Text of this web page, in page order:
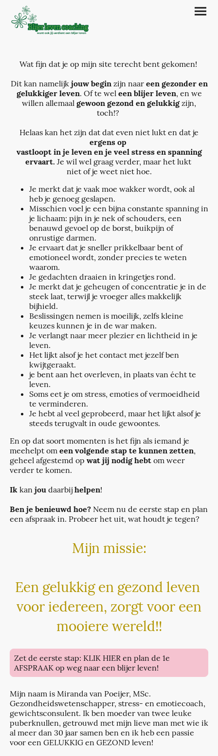
Wat fijn dat je op mijn site terecht bent gekomen!
Dit kan namelijk jouw begin zijn naar een gezonder en
gelukkiger leven. Of te wel een blijer leven, en we
willen allemaal gewoon gezond en gelukkigzijn,
toch!?
Helaas kan het zijn dat dat even niet lukt en dat je
ergens op
vastloopt in je leven en je veel stress en spanning
ervaart. Je wil wel graag verder, maar het lukt
niet of je weet niet hoe.
Je merkt dat je vaak moe wakker wordt, ook al
heb je genoeg geslapen.
Misschien voel je een bijna constante spanning in
je lichaam: pijn in je nek of schouders, een
benauwd gevoel op de borst, buikpijn of
onrustige darmen.
Je ervaart dat je sneller prikkelbaar bent of
emotioneel wordt, zonder precies te weten
waarom.
Je gedachten draaien in kringetjes rond.
Je merkt dat je geheugen of concentratie je in de
steek laat, terwijl je vroeger alles makkelijk
bijhield.
Beslissingen nemen is moeilijk, zelfs kleine
keuzes kunnen je in de war maken.
Je verlangt naar meer plezier en lichtheid in je
leven.
Het lijkt alsof je het contact met jezelf ben
kwijtgeraakt.
je bent aan het overleven, in plaats van écht te
leven.
Soms eet je om stress, emoties of vermoeidheid
te verminderen.
Je hebt al veel geprobeerd, maar het lijkt alsof je
steeds terugvalt in oude gewoontes.
En op dat soort momenten is het fijn als iemand je
meehelpt om een volgende stap te kunnen zetten,
geheel afgestemd op wat jij nodig hebt om weer
verder te komen.
Ik kan jou daarbij helpen!
Ben je benieuwd hoe? Neem nu de eerste stap en plan
een afspraak in. Probeer het uit, wat houdt je tegen?
Mijn missie:
Een gelukkig en gezond leven
voor iedereen, zorgt voor een
mooiere wereld!!
Zet de eerste stap: KLIK HIER en plan de 1e
AFSPRAAK op weg naar een blijer leven!
Mijn naam is Miranda van Poeijer, MSc.
Gezondheidswetenschapper, stress- en emotiecoach,
gewichtsconsulent. Ik ben moeder van twee leuke
puberknullen, getrouwd met mijn lieve man met wie ik
al meer dan 30 jaar samen ben en ik heb een passie
voor een GELUKKIG en GEZOND leven!